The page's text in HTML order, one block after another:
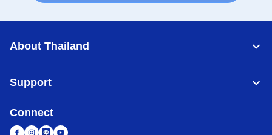
About Thailand
Support
Connect